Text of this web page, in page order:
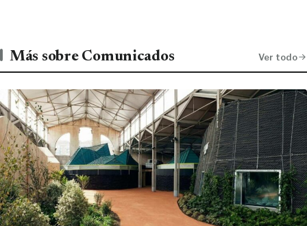
Más sobre Comunicados Ver todo